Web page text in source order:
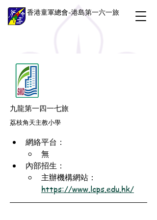
香港童軍總會-港島第一六一旅
九龍第一四一七旅
荔枝角天主教小學
網絡平台：
無
內部招生：
主辦機構網站：
https://www.lcps.edu.hk/